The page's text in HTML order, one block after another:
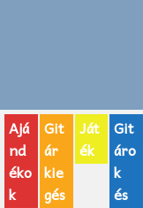
AJÁNDÉK ÖTLETEK
Vicces
Ajá
nd
éko
k
Git
ár
kie
gés
Ját
ék
Git
áro
k
és